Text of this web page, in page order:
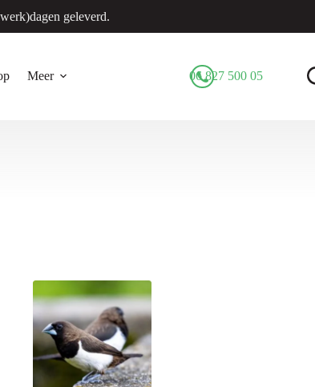
geleverd.
Meer 06 827 500 05